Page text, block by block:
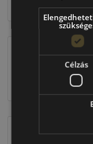
EU-s
Figyelem a
Célzás